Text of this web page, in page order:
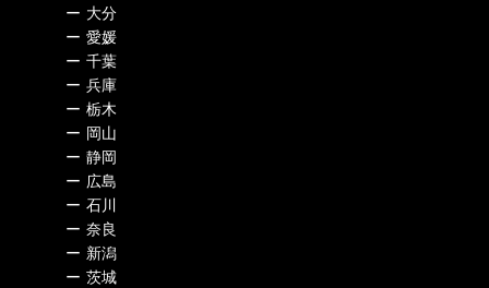
ー 大分
ー 愛媛
ー 千葉
ー 兵庫
ー 栃木
ー 岡山
ー 静岡
ー 広島
ー 石川
ー 奈良
ー 新潟
ー 茨城